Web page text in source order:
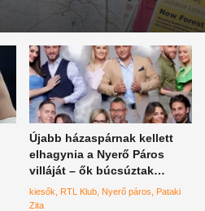
Újabb házaspárnak kellett
elhagynia a Nyerő Páros
villáját – ők búcsúztak
csütörtök este az RTL Klub
műsorától
kiesők RTL Klub Nyerő páros
Pataki
Zita